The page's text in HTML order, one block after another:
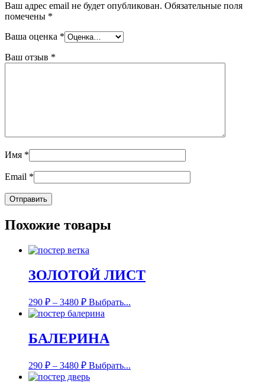
Ваш адрес email не будет опубликован. Обязательные поля
помечены *
Ваша оценка *
Ваш отзыв *
Имя *
Email *
Похожие товары
ЗОЛОТОЙ ЛИСТ
290 ₽ – 3480 ₽ Выбрать...
БАЛЕРИНА
290 ₽ – 3480 ₽ Выбрать...